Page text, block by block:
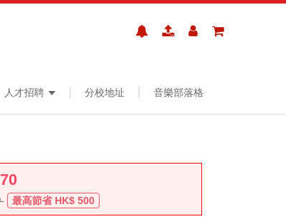
人才招聘 分校地址 音樂部落格
最高節省 HK$500